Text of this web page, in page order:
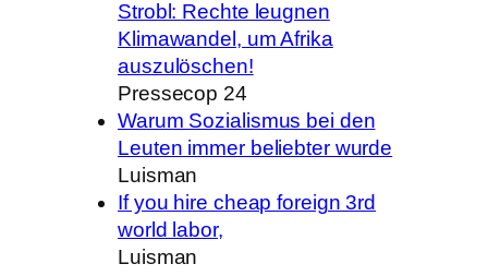
Strobl: Rechte leugnen
Klimawandel, um Afrika
auszulöschen!
Pressecop 24
Warum Sozialismus bei den
Leuten immer beliebter wurde
Luisman
If you hire cheap foreign 3rd
world labor,
Luisman